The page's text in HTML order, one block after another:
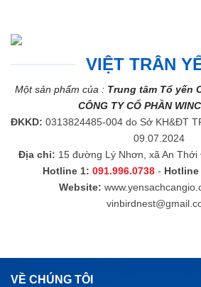
VIỆT TRÂN
Một sản phẩm của : Trung tâm Tổ yến
CÔNG TY CỔ PHẦN
ĐKKD: 0313824485-004 do Sở KH&ĐT
09.07.2024
Địa chỉ: 15 đường Lý Nhơn, xã An Thới
Hotline 1: 091.996.0738 - Hotline
Website:
VỀ CHÚNG TÔI